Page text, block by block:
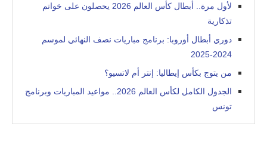
لأول مرة.. أبطال كأس العالم 2026 يحصلون على خواتم
تذكارية
دوري أبطال أوروبا: برنامج مباريات نصف النهائي لموسم
2024-2025
من يتوج بكأس إيطاليا: إنتر أم لاتسيو؟
الجدول الكامل لكأس العالم 2026.. مواعيد المباريات وبرنامج
تونس